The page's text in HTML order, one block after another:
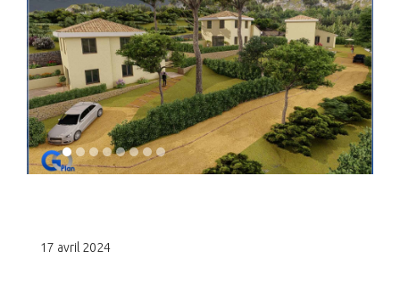
1 2 3 4 5 6 7 8
17 avril 2024